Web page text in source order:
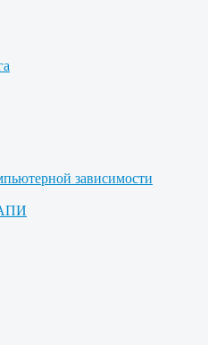
зависимости
АПИ